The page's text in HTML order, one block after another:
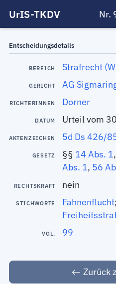
UrIS-TKDV Nr.
Entscheidungsdetails
BEREICH Strafrecht
GERICHT AG
RICHTERINNEN Dorner
DATUM Urteil vom
AKTENZEICHEN 5d Ds 426/
GESETZ §§ 14 Abs. 1,
Abs. 1, 56
RECHTSKRAFT nein
STICHWORTE Fahnenflucht;
VGL. 99
Zurück